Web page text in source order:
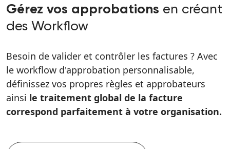
Gérez vos approbations en créant
des Workflow
Besoin de valider et contrôler les factures ? Avec
le workflow d'approbation personnalisable,
définissez vos propres règles et approbateurs
ainsi le traitement global de la facture
correspond parfaitement à votre organisation.